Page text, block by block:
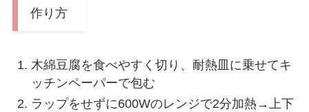
作り方
木綿豆腐を食べやすく切り、耐熱皿に乗せてキ
ッチンペーパーで包む
ラップをせずに600Wのレンジで2分加熱→上下